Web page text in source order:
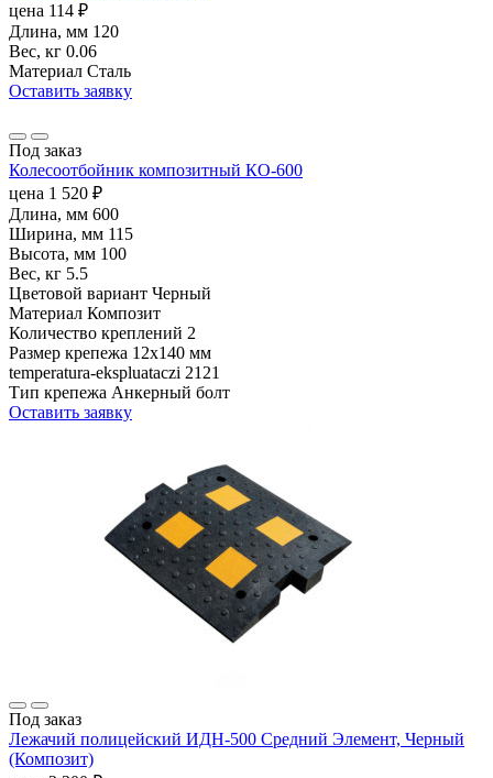
цена 114 ₽
Длина, мм 120
Вес, кг 0.06
Материал Сталь
Оставить заявку
Под заказ
Колесоотбойник композитный КО-600
цена 1 520 ₽
Длина, мм 600
Ширина, мм 115
Высота, мм 100
Вес, кг 5.5
Цветовой вариант Черный
Материал Композит
Количество креплений 2
Размер крепежа 12х140 мм
temperatura-ekspluataczi 2121
Тип крепежа Анкерный болт
Оставить заявку
Под заказ
Лежачий полицейский ИДН-500 Средний Элемент, Черный
(Композит)